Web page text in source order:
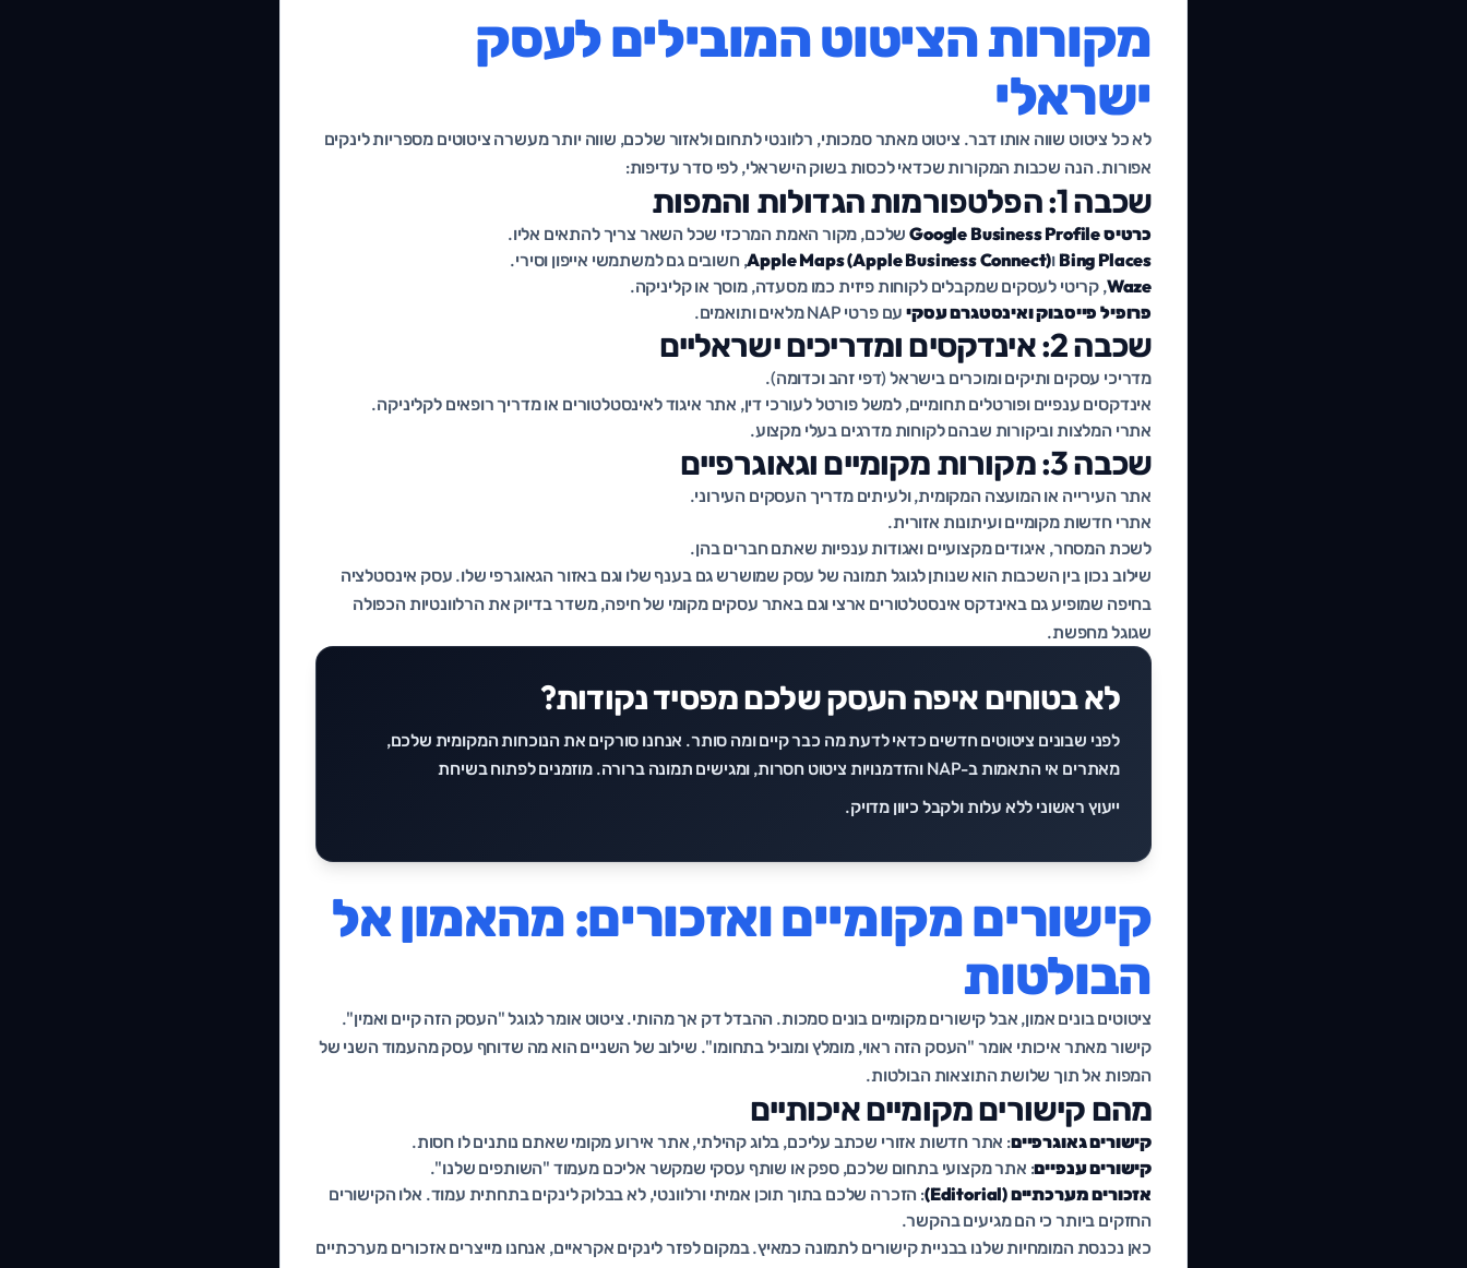
מקורות הציטוט המובילים לעסק
ישראלי
לא כל ציטוט שווה אותו דבר. ציטוט מאתר סמכותי, רלוונטי לתחום ולאזור שלכם, שווה יותר מעשרה ציטוטים מספריות לינקים
אפורות. הנה שכבות המקורות שכדאי לכסות בשוק הישראלי, לפי סדר עדיפות:
שכבה 1: הפלטפורמות הגדולות והמפות
כרטיס Google Business Profile
שלכם, מקור האמת המרכזי שכל השאר צריך להתאים אליו.
Bing Places וApple Maps (Apple Business Connect), חשובים גם למשתמשי אייפון וסירי.
Waze, קריטי לעסקים שמקבלים לקוחות פיזית כמו מסעדה, מוסך או קליניקה.
פרופיל פייסבוק ואינסטגרם עסקיעם פרטי NAP מלאים ותואמים.
שכבה 2: אינדקסים ומדריכים ישראליים
מדריכי עסקים ותיקים ומוכרים בישראל (דפי זהב וכדומה).
אינדקסים ענפיים ופורטלים תחומיים, למשל פורטל לעורכי דין, אתר איגוד לאינסטלטורים או מדריך רופאים לקליניקה.
אתרי המלצות וביקורות שבהם לקוחות מדרגים בעלי מקצוע.
שכבה 3: מקורות מקומיים וגאוגרפיים
אתר העירייה או המועצה המקומית, ולעיתים מדריך העסקים העירוני.
אתרי חדשות מקומיים ועיתונות אזורית.
לשכת המסחר, איגודים מקצועיים ואגודות ענפיות שאתם חברים בהן.
שילוב נכון בין השכבות הוא שנותן לגוגל תמונה של עסק שמושרש גם בענף שלו וגם באזור הגאוגרפי שלו. עסק אינסטלציה
בחיפה שמופיע גם באינדקס אינסטלטורים ארצי וגם באתר עסקים מקומי של חיפה, משדר בדיוק את הרלוונטיות הכפולה
שגוגל מחפשת.
לא בטוחים איפה העסק שלכם מפסיד נקודות?
לפני שבונים ציטוטים חדשים כדאי לדעת מה כבר קיים ומה סותר. אנחנו סורקים את הנוכחות המקומית שלכם,
מאתרים אי התאמות ב-NAP והזדמנויות ציטוט חסרות, ומגישים תמונה ברורה. מוזמנים לפתוח בשיחת
ייעוץ ראשוני ללא עלות ולקבל כיוון מדויק.
קישורים מקומיים ואזכורים: מהאמון אל
הבולטות
ציטוטים בונים אמון, אבל קישורים מקומיים בונים סמכות. ההבדל דק אך מהותי. ציטוט אומר לגוגל "העסק הזה קיים ואמין".
קישור מאתר איכותי אומר "העסק הזה ראוי, מומלץ ומוביל בתחומו". שילוב של השניים הוא מה שדוחף עסק מהעמוד השני של
המפות אל תוך שלושת התוצאות הבולטות.
מהם קישורים מקומיים איכותיים
קישורים גאוגרפיים: אתר חדשות אזורי שכתב עליכם, בלוג קהילתי, אתר אירוע מקומי שאתם נותנים לו חסות.
קישורים ענפיים: אתר מקצועי בתחום שלכם, ספק או שותף עסקי שמקשר אליכם מעמוד "השותפים שלנו".
אזכורים מערכתיים (Editorial)
: הזכרה שלכם בתוך תוכן אמיתי ורלוונטי, לא בבלוק לינקים בתחתית עמוד. אלו הקישורים
החזקים ביותר כי הם מגיעים בהקשר.
כאן נכנסת המומחיות שלנו בבניית קישורים לתמונה כמאיץ. במקום לפזר לינקים אקראיים, אנחנו מייצרים אזכורים מערכתיים